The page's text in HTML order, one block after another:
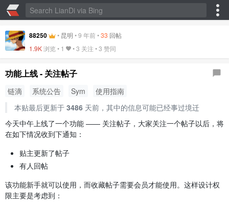
88250 • 昆明 •9 年前•33 回帖
1.9K浏览 • 1 • 3 关注 •3 赞同
功能上线 - 关注帖子
链滴 系统公告 Sym
使用指南
本贴最后更新于 3486天前，其中的信息可能已经事过境迁
今天中午上线了一个功能 —— 关注帖子，大家关注一个帖子以后，将
在如下情况收到下通知：
贴主更新了帖子
有人回帖
该功能新手就可以使用，而收藏帖子需要会员才能使用。这样设计权
限主要是考虑到：